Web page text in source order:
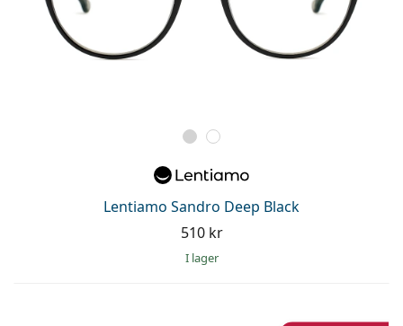
Lentiamo Sandro Deep Black
510 kr
I lager